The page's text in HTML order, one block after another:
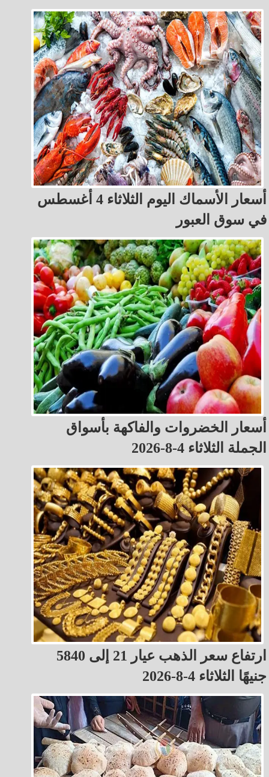
أسعار الأسماك اليوم الثلاثاء 4 أغسطس
في سوق العبور
أسعار الخضروات والفاكهة بأسواق
الجملة الثلاثاء 4-8-2026
ارتفاع سعر الذهب عيار 21 إلى 5840
جنيهًا الثلاثاء 4-8-2026